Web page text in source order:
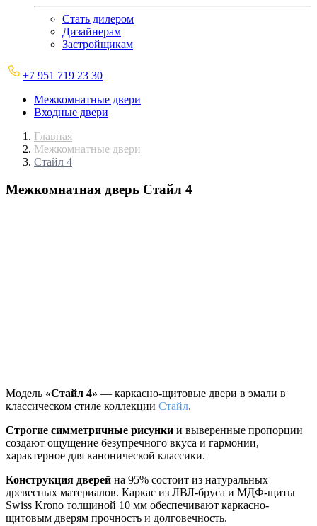
Стать дилером
Дизайнерам
Застройщикам
+7 951 719 23 30
Межкомнатные двери
Входные двери
Главная
Межкомнатные двери
Стайл 4
Межкомнатная дверь Стайл 4
Модель «Стайл 4» — каркасно-щитовые двери в эмали в
классическом стиле коллекции Стайл.
Строгие симметричные рисунки и выверенные пропорции
создают ощущение безупречного вкуса и гармонии,
характерное для канонической классики.
Конструкция дверей на 95% состоит из натуральных
древесных материалов. Каркас из ЛВЛ-бруса и МДФ-щиты
Swiss Krono толщиной 10 мм обеспечивают каркасно-
щитовым дверям прочность и долговечность.